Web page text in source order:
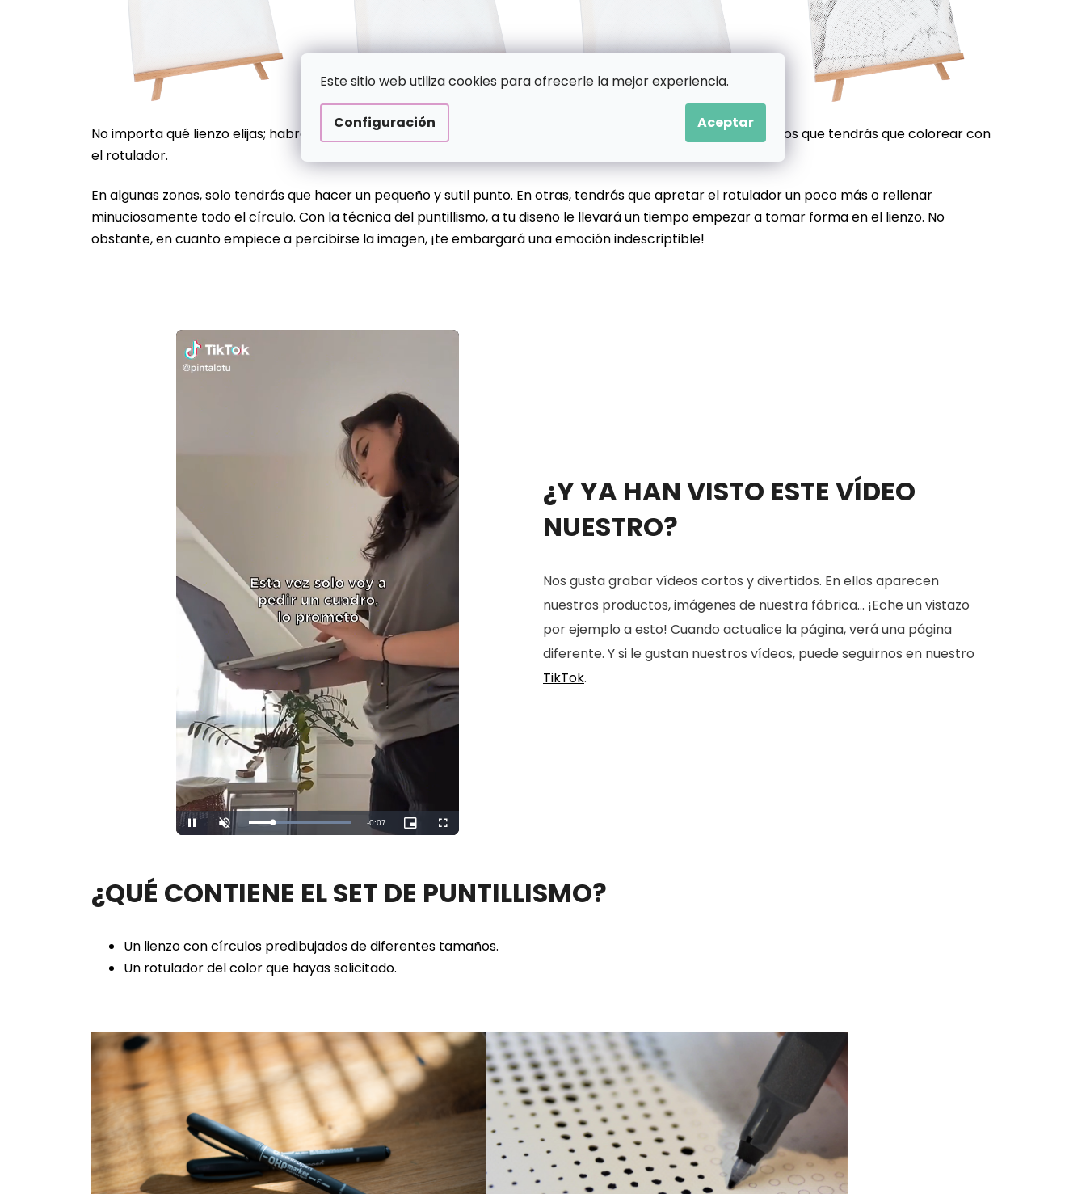
Este sitio web utiliza cookies para ofrecerle la mejor experiencia.
Configuración Aceptar
No importa qué lienzo elijas; habrá desde decenas hasta cientos de puntos preimpresos de diferentes tamaños que tendrás que colorear con
el rotulador.
En algunas zonas, solo tendrás que hacer un pequeño y sutil punto. En otras, tendrás que apretar el rotulador un poco más o rellenar
minuciosamente todo el círculo. Con la técnica del puntillismo, a tu diseño le llevará un tiempo empezar a tomar forma en el lienzo. No
obstante, en cuanto empiece a percibirse la imagen, ¡te embargará una emoción indescriptible!
Unmute Loaded:
100.00%
¿Y YA HAN VISTO ESTE VÍDEO
NUESTRO?
Nos gusta grabar vídeos cortos y divertidos. En ellos aparecen
nuestros productos, imágenes de nuestra fábrica... ¡Eche un vistazo
por ejemplo a esto! Cuando actualice la página, verá una página
diferente. Y si le gustan nuestros vídeos, puede seguirnos en nuestro
TikTok.
¿QUÉ CONTIENE EL SET DE PUNTILLISMO?
Un lienzo con círculos predibujados de diferentes tamaños.
Un rotulador del color que hayas solicitado.